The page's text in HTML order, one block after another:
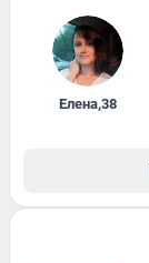
Елена,38